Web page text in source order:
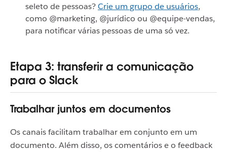
seleto de pessoas?Crie um grupo de usuários,
como @marketing, @jurídico ou @equipe-vendas,
para notificar várias pessoas de uma só vez.
Etapa 3: transferir a comunicação
para o Slack
Trabalhar juntos em documentos
Os canais facilitam trabalhar em conjunto em um
documento. Além disso, os comentários e o feedback